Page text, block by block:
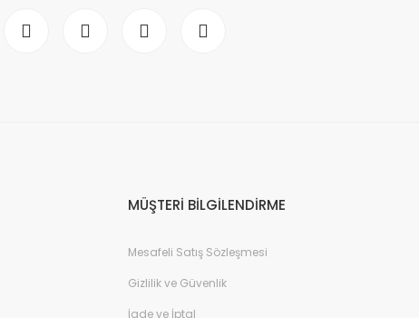
MÜŞTERİ BİLGİLENDİRME
Mesafeli Satış Sözleşmesi
Gizlilik ve Güvenlik
İade ve İptal